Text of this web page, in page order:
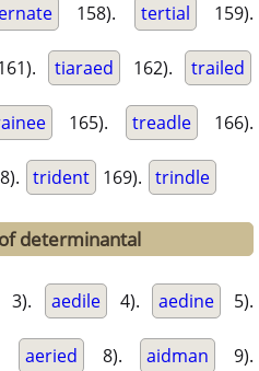
158). tertial 159).
tiaraed 162). trailed
165). treadle 166).
trident 169). trindle
determinantal
3). aedile 4). aedine 5).
aeried 8). aidman 9).